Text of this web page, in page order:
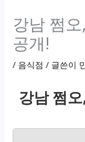
강남 쩜
공개!
/ 음식점 / 글쓴이
강남 쩜